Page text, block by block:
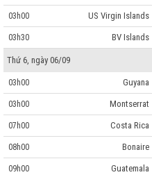
03h00 US Virgin Islands
03h30 BV Islands
Thứ 6, ngày 06/09
03h00 Guyana
03h00 Montserrat
07h00 Costa Rica
08h00 Bonaire
09h00 Guatemala